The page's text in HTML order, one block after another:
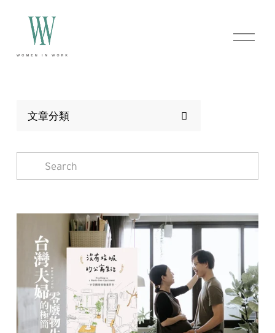
O
p
文章分類